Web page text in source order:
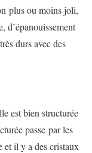
plus ou moins joli,
d’épanouissement
durs avec des
est bien structurée
passe par les
et il y a des cristaux